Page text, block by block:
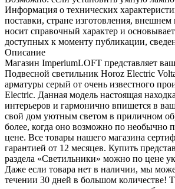
Информация о технических
поставки, стране изготовления, внешнем
носит справочный характер и
доступных к моменту публикации,
Описание
Магазин ImperiumLOFT представляет
Подвесной светильник Horoz Electric
арматуры серый от очень известного
Electric. Данная модель настоящая
интерьеров и гармонично впишется в
свой дом уютным светом в приличном
более, когда оно возможно по необычно
цене. Все товары нашего магазина
гарантией от 12 месяцев. Купить
раздела «Светильники» можно по цене
Даже если товара нет в наличии, мы
течении 30 дней в большом количестве!